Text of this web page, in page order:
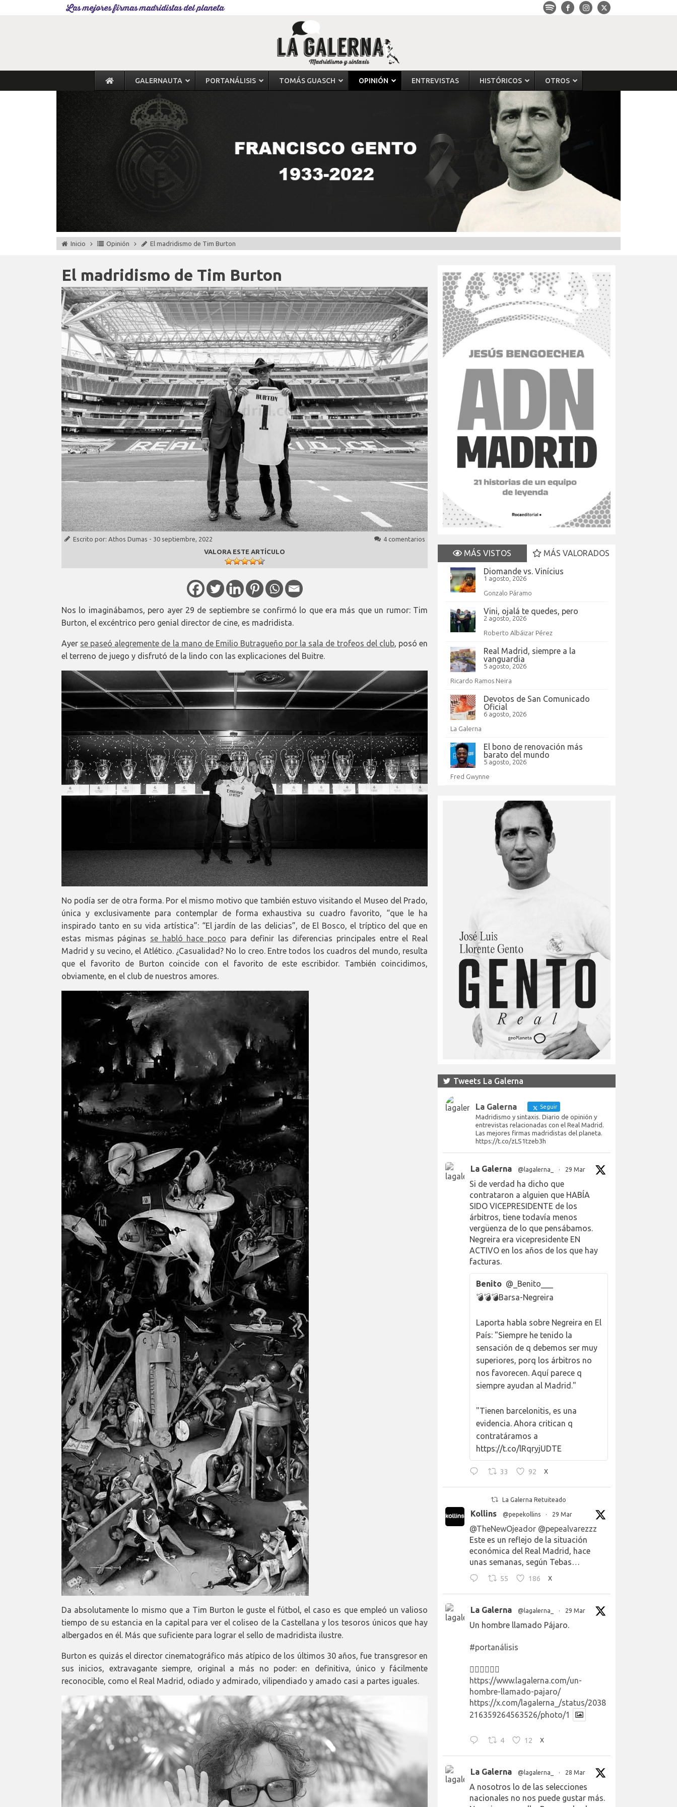
Las mejores firmas madridistas del planeta
GALERNAUTA PORTANÁLISIS TOMÁS GUASCH OPINIÓN ENTREVISTAS HISTÓRICOS OTROS
Inicio Opinión El madridismo de Tim Burton
El madridismo de Tim Burton
Escrito por: Athos Dumas - 30 septiembre, 2022
4 comentarios
VALORA ESTE ARTÍCULO
Nos lo imaginábamos, pero ayer 29 de septiembre se confirmó lo que era más que un rumor: Tim
Burton, el excéntrico pero genial director de cine, es madridista.
Ayer se paseó alegremente de la mano de Emilio Butragueño por la sala de trofeos del club, posó en
el terreno de juego y disfrutó de la lindo con las explicaciones del Buitre.
No podía ser de otra forma. Por el mismo motivo que también estuvo visitando el Museo del Prado,
única y exclusivamente para contemplar de forma exhaustiva su cuadro favorito, “que le ha
inspirado tanto en su vida artística”: “El jardín de las delicias”, de El Bosco, el tríptico del que en
estas mismas páginas se habló hace poco para definir las diferencias principales entre el Real
Madrid y su vecino, el Atlético. ¿Casualidad? No lo creo. Entre todos los cuadros del mundo, resulta
que el favorito de Burton coincide con el favorito de este escribidor. También coincidimos,
obviamente, en el club de nuestros amores.
Da absolutamente lo mismo que a Tim Burton le guste el fútbol, el caso es que empleó un valioso
tiempo de su estancia en la capital para ver el coliseo de la Castellana y los tesoros únicos que hay
albergados en él. Más que suficiente para lograr el sello de madridista ilustre.
Burton es quizás el director cinematográfico más atípico de los últimos 30 años, fue transgresor en
sus inicios, extravagante siempre, original a más no poder: en definitiva, único y fácilmente
reconocible, como el Real Madrid, odiado y admirado, vilipendiado y amado casi a partes iguales.
MÁS VISTOS
MÁS VALORADOS
Diomande vs. Vinícius
1 agosto, 2026
Gonzalo Páramo
Vini, ojalá te quedes, pero
2 agosto, 2026
Roberto Albáizar Pérez
Real Madrid, siempre a la
vanguardia
5 agosto, 2026
Ricardo Ramos Neira
Devotos de San Comunicado
Oficial
6 agosto, 2026
La Galerna
El bono de renovación más
barato del mundo
5 agosto, 2026
Fred Gwynne
Tweets La Galerna
La Galerna Seguir
Madridismo y sintaxis. Diario de opinión y
entrevistas relacionadas con el Real Madrid.
Las mejores firmas madridistas del planeta.
https://t.co/zLS1tzeb3h
La Galerna @lagalerna_ · 29 Mar
Si de verdad ha dicho que
contrataron a alguien que HABÍA
SIDO VICEPRESIDENTE de los
árbitros, tiene todavía menos
vergüenza de lo que pensábamos.
Negreira era vicepresidente EN
ACTIVO en los años de los que hay
facturas.
Benito @_Benito___
💣💣💣Barsa-Negreira
Laporta habla sobre Negreira en El
País: "Siempre he tenido la
sensación de q debemos ser muy
superiores, porq los árbitros no
nos favorecen. Aquí parece q
siempre ayudan al Madrid."
"Tienen barcelonitis, es una
evidencia. Ahora critican q
contratáramos a
https://t.co/lRqryjUDTE
33 92 X
La Galerna Retuiteado
Kollins @pepekollins · 29 Mar
@TheNewOjeador @pepealvarezzz
Este es un reflejo de la situación
económica del Real Madrid, hace
unas semanas, según Tebas…
55 186 X
La Galerna @lagalerna_ · 29 Mar
Un hombre llamado Pájaro.
#portanálisis
👉🏻👉🏻👉🏻
https://www.lagalerna.com/un-
hombre-llamado-pajaro/
https://x.com/lagalerna_/status/2038
216359264563526/photo/1
4 12 X
La Galerna @lagalerna_ · 28 Mar
A nosotros lo de las selecciones
nacionales no nos puede gustar más.